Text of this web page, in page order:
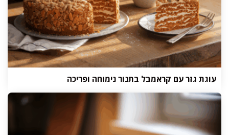
עוגת גזר עם קראמבל בתנור נימוחה ופריכה